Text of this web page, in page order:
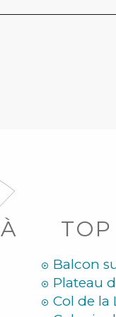
Balcon
Plateau
Col de la